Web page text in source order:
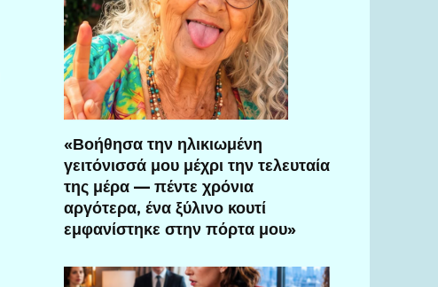
«Βοήθησα την ηλικιωμένη
γειτόνισσά μου μέχρι την τελευταία
της μέρα — πέντε χρόνια
αργότερα, ένα ξύλινο κουτί
εμφανίστηκε στην πόρτα μου»